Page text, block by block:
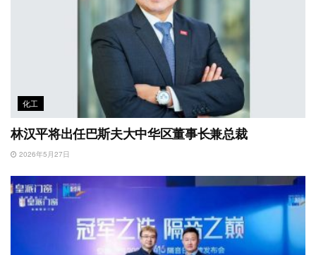
化工
林汉平将出任巴斯夫大中华区董事长兼总裁
2026年5月27日